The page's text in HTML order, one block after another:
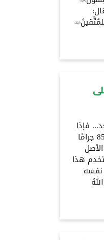
فإذا
كانت قيمة هذه الشهادات تبلغ نصاب الزكاة ،وهو ما يعادل قيمة 85 جرامًا
الأصل
استخدم هذا
نفسه